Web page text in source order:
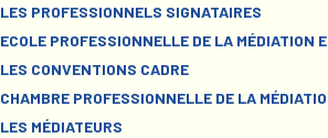
LES PROFESSIONNELS SIGNATAIRES
ECOLE PROFESSIONNELLE DE LA MÉDIATION
LES CONVENTIONS CADRE
CHAMBRE PROFESSIONNELLE DE LA
LES MÉDIATEURS